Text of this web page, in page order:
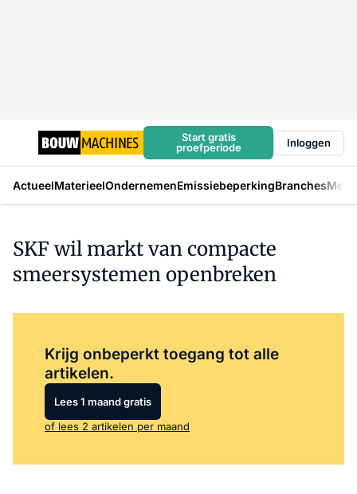
Start gratis
proefperiode
Inloggen
ActueelMaterieelOndernemenEmissiebeperkingBranches
SKF wil markt van compacte
smeersystemen openbreken
Krijg onbeperkt toegang tot alle
artikelen.
Lees 1 maand gratis
of lees 2 artikelen per maand